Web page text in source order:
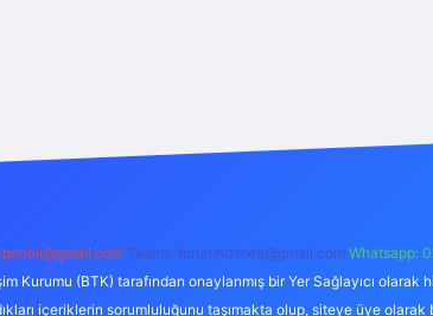
Teams: forumhizmeti@gmail.com Whatsapp:
Kurumu (BTK) tarafından onaylanmış bir Yer Sağlayıcı
içeriklerin sorumluluğunu taşımakta olup, siteye üye